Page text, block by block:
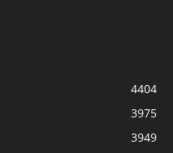
4404
3975
3949